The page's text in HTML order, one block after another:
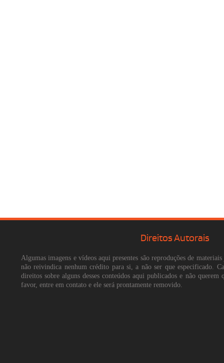
Direitos Autorais
Algumas imagens e vídeos aqui presentes são reproduções de
não reivindica nenhum crédito para si, a não ser que especificado.
direitos sobre alguns desses conteúdos aqui publicados e não querem
favor, entre em contato e ele será prontamente removido.